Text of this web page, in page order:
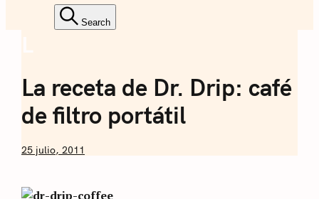
Café
Coffee + Ideas Search
La receta de Dr. Drip: café
de filtro portátil
by
25 julio, 2011